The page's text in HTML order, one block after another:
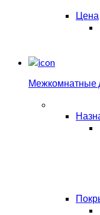
Цена
Межкомнатные